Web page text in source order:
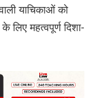
याचिकाओं को
लिए महत्वपूर्ण दिशा-